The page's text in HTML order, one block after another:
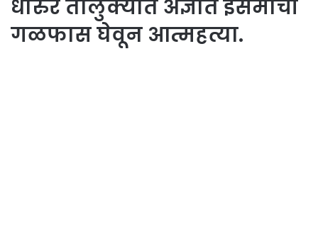
धारुर तालुक्यात अज्ञात इसमाची
गळफास घेवून आत्महत्या.